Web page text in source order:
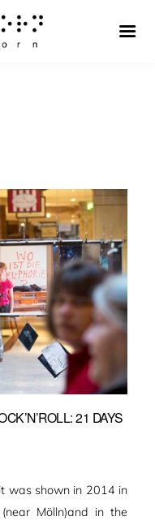
21 DAYS
was shown in 2014 in
Mölln)and in the